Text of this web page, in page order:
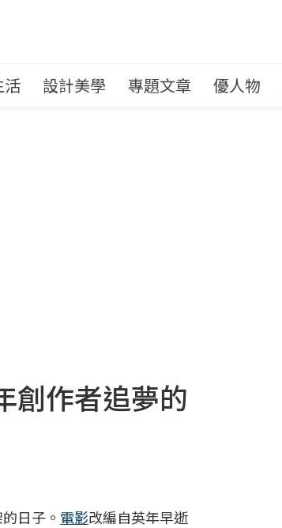
活 設計美學 專題文章 優人物
創作者追夢的
日子。 電影改編自英年早逝